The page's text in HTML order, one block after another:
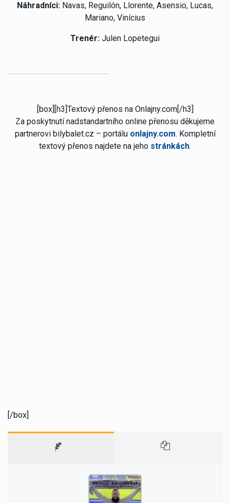
Náhradníci: Navas, Reguilón, Llorente, Asensio, Lucas,
Mariano, Vinícius
Trenér: Julen Lopetegui
[box][h3]Textový přenos na Onlajny.com[/h3]
Za poskytnutí nadstandartního online přenosu děkujeme
partnerovi bilybalet.cz – portálu onlajny.com. Kompletní
textový přenos najdete na jeho stránkách.
[/box]